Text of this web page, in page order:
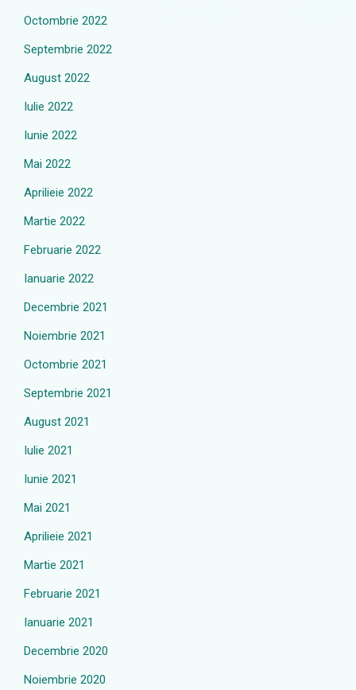
Octombrie 2022
Septembrie 2022
August 2022
Iulie 2022
Iunie 2022
Mai 2022
Aprilieie 2022
Martie 2022
Februarie 2022
Ianuarie 2022
Decembrie 2021
Noiembrie 2021
Octombrie 2021
Septembrie 2021
August 2021
Iulie 2021
Iunie 2021
Mai 2021
Aprilieie 2021
Martie 2021
Februarie 2021
Ianuarie 2021
Decembrie 2020
Noiembrie 2020